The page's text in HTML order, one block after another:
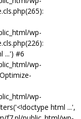
wp-
...') #6
wp-
wp-
html ...',